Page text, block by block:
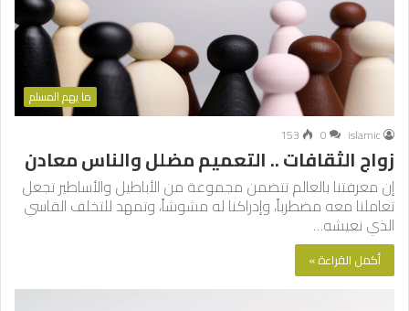
ما يهم المسلم
islamic
0
153
زواج الثقافات .. التعميم مضلل والناس معادن
إن معرفتنا بالعالم تتضمن مجموعة من الأباطيل والأساطير تجعل
تعاملنا معه مضطرباً، وإدراكنا له مشوشاً، وتمهد للتخلف القاسي
الذي نعيشه…
أكمل القراءة »